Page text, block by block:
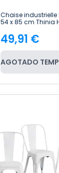
Chaise industrielle
54 x 85 cm Thinia
Price
49,91 €
AGOTADO